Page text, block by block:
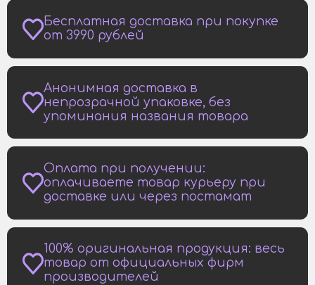
Бесплатная доставка при покупке
от 3990 рублей
Анонимная доставка в
непрозрачной упаковке, без
упоминания названия товара
Оплата при получении:
оплачиваете товар курьеру при
доставке или через постамат
100% оригинальная продукция: весь
товар от официальных фирм
производителей